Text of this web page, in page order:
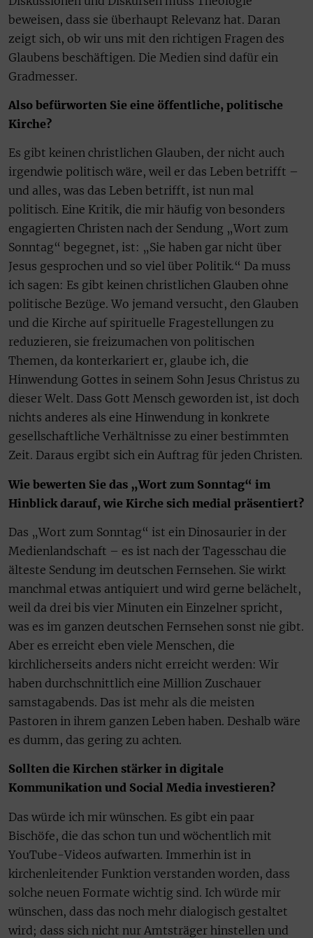
beweisen, dass sie überhaupt Relevanz hat. Daran
zeigt sich, ob wir uns mit den richtigen Fragen des
Glaubens beschäftigen. Die Medien sind dafür ein
Gradmesser.
Also befürworten Sie eine öffentliche, politische
Kirche?
Es gibt keinen christlichen Glauben, der nicht auch
irgendwie politisch wäre, weil er das Leben betrifft –
und alles, was das Leben betrifft, ist nun mal
politisch. Eine Kritik, die mir häufig von besonders
engagierten Christen nach der Sendung „Wort zum
Sonntag“ begegnet, ist: „Sie haben gar nicht über
Jesus gesprochen und so viel über Politik.“ Da muss
ich sagen: Es gibt keinen christlichen Glauben ohne
politische Bezüge. Wo jemand versucht, den Glauben
und die Kirche auf spirituelle Fragestellungen zu
reduzieren, sie freizumachen von politischen
Themen, da konterkariert er, glaube ich, die
Hinwendung Gottes in seinem Sohn Jesus Christus zu
dieser Welt. Dass Gott Mensch geworden ist, ist doch
nichts anderes als eine Hinwendung in konkrete
gesellschaftliche Verhältnisse zu einer bestimmten
Zeit. Daraus ergibt sich ein Auftrag für jeden Christen.
Wie bewerten Sie das „Wort zum Sonntag“ im
Hinblick darauf, wie Kirche sich medial präsentiert?
Das „Wort zum Sonntag“ ist ein Dinosaurier in der
Medienlandschaft – es ist nach der Tagesschau die
älteste Sendung im deutschen Fernsehen. Sie wirkt
manchmal etwas antiquiert und wird gerne belächelt,
weil da drei bis vier Minuten ein Einzelner spricht,
was es im ganzen deutschen Fernsehen sonst nie gibt.
Aber es erreicht eben viele Menschen, die
kirchlicherseits anders nicht erreicht werden: Wir
haben durchschnittlich eine Million Zuschauer
samstagabends. Das ist mehr als die meisten
Pastoren in ihrem ganzen Leben haben. Deshalb wäre
es dumm, das gering zu achten.
Sollten die Kirchen stärker in digitale
Kommunikation und Social Media investieren?
Das würde ich mir wünschen. Es gibt ein paar
Bischöfe, die das schon tun und wöchentlich mit
YouTube-Videos aufwarten. Immerhin ist in
kirchenleitender Funktion verstanden worden, dass
solche neuen Formate wichtig sind. Ich würde mir
wünschen, dass das noch mehr dialogisch gestaltet
wird; dass sich nicht nur Amtsträger hinstellen und